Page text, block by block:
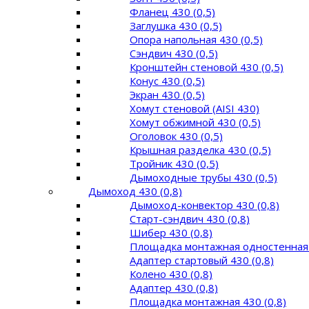
Фланец 430 (0,5)
Заглушка 430 (0,5)
Опора напольная 430 (0,5)
Сэндвич 430 (0,5)
Кронштейн стеновой 430 (0,5)
Конус 430 (0,5)
Экран 430 (0,5)
Хомут стеновой (AISI 430)
Хомут обжимной 430 (0,5)
Оголовок 430 (0,5)
Крышная разделка 430 (0,5)
Тройник 430 (0,5)
Дымоходные трубы 430 (0,5)
Дымоход 430 (0,8)
Дымоход-конвектор 430 (0,8)
Старт-сэндвич 430 (0,8)
Шибер 430 (0,8)
Площадка монтажная
Адаптер стартовый 430 (0,8)
Колено 430 (0,8)
Адаптер 430 (0,8)
Площадка монтажная 430 (0,8)